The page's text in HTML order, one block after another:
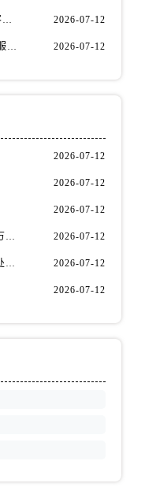
山西省长治市潞州区英雄中路万国售后服务中心（需提前预约）
安徽省黄山市屯溪区黄山西路万国售后服务中心（需提前预约）
福建省龙岩市新罗区九一南路万国售后服务中心（需提前预约）
官方指南｜万国2026年7月惠州专柜客户服务热线与门店信息全攻略 2026-07-12
官方通知｜2026年万国无锡专柜客户服务热线全新升级（附7月最新专柜信息汇总） 2026-07-12
2026-07-12
2026-07-12
2026-07-12
万国手表起雾以后除雾的具体方法（万国手表起雾解决办法） 2026-07-12
万国手表走停怎么办？（手表走停的处理方法） 2026-07-12
2026-07-12